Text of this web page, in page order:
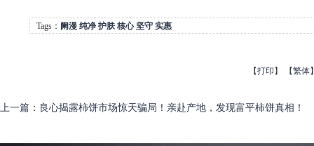
Tags： 阑漫 纯净 护肤 核心 坚守 实惠
【打印 】 【繁体
上一篇 ： 良心揭露柿饼市场惊天骗局！亲赴产地，发现富平柿饼真相！